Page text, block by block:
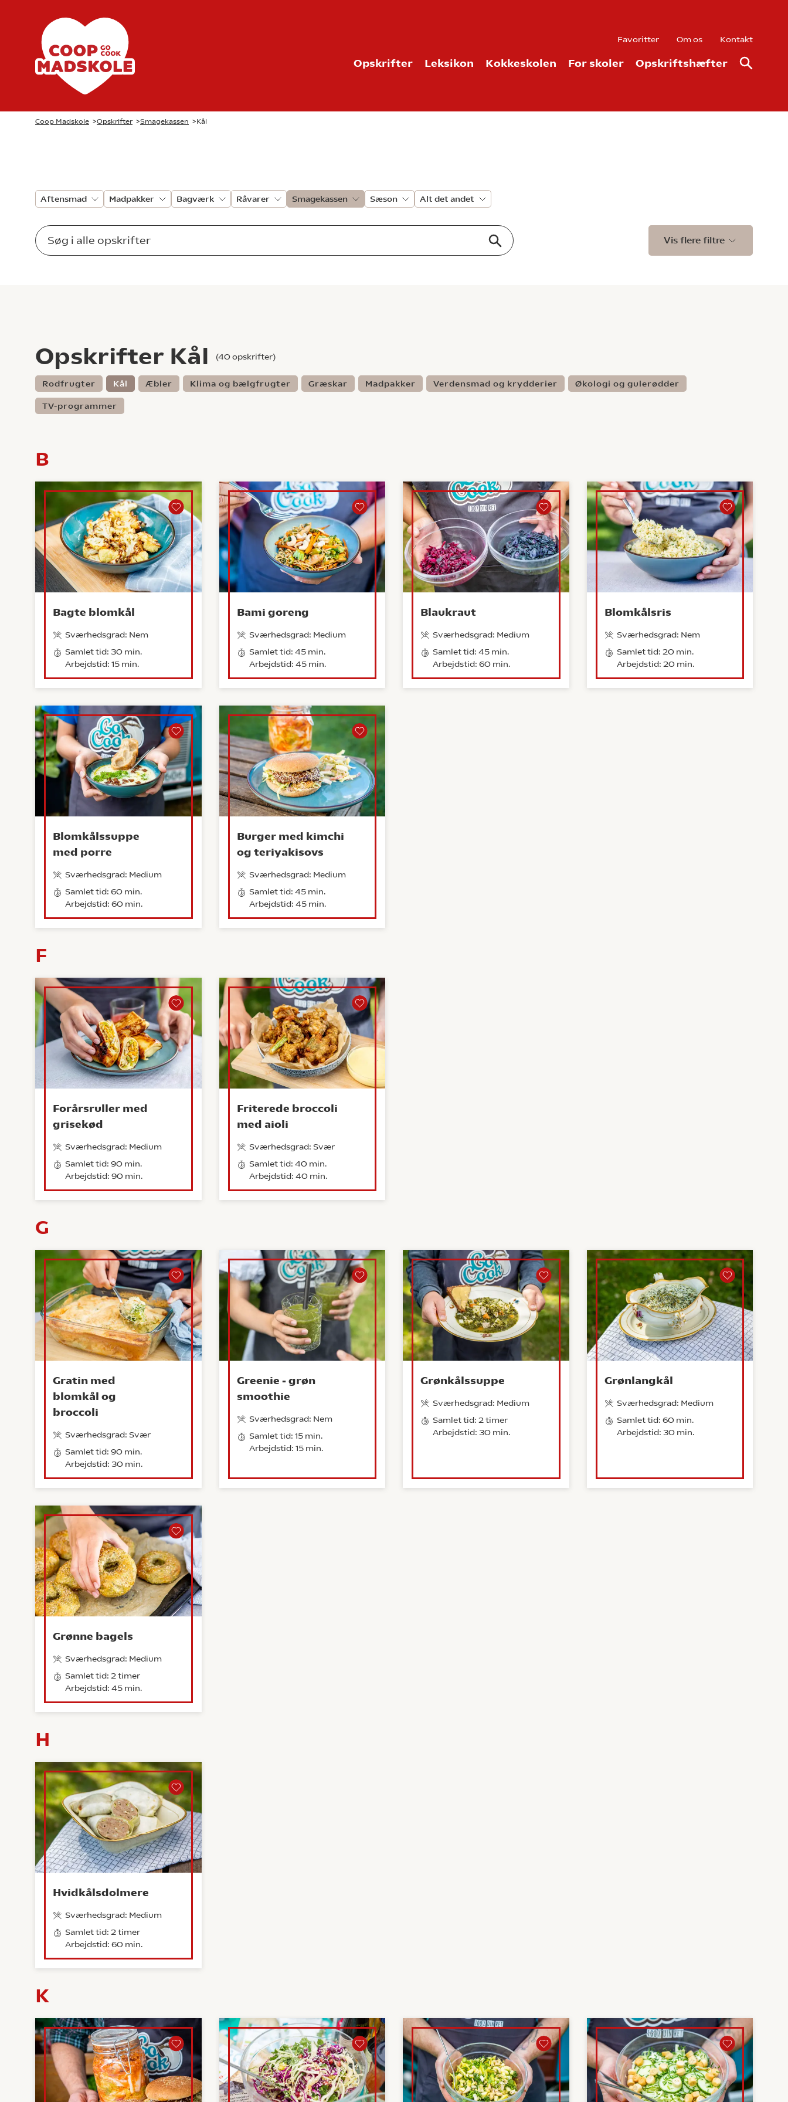
Favoritter Om os Kontakt
Opskrifter Leksikon Kokkeskolen For skoler Opskriftshæfter
Coop Madskole >Opskrifter >Smagekassen >Kål
Aftensmad Madpakker Bagværk Råvarer Smagekassen Sæson Alt det andet
Vis flere filtre
Opskrifter Kål (40opskrifter)
Rodfrugter Kål Æbler Klima og bælgfrugter Græskar Madpakker Verdensmad og krydderier Økologi og gulerødder
TV-programmer
B
Bagte blomkål
Sværhedsgrad: Nem
Samlet tid: 30 min.
Arbejdstid: 15 min.
Bami goreng
Sværhedsgrad: Medium
Samlet tid: 45 min.
Arbejdstid: 45 min.
Blaukraut
Sværhedsgrad: Medium
Samlet tid: 45 min.
Arbejdstid: 60 min.
Blomkålsris
Sværhedsgrad: Nem
Samlet tid: 20 min.
Arbejdstid: 20 min.
Blomkålssuppe
med porre
Sværhedsgrad: Medium
Samlet tid: 60 min.
Arbejdstid: 60 min.
Burger med kimchi
og teriyakisovs
Sværhedsgrad: Medium
Samlet tid: 45 min.
Arbejdstid: 45 min.
F
Forårsruller med
grisekød
Sværhedsgrad: Medium
Samlet tid: 90 min.
Arbejdstid: 90 min.
Friterede broccoli
med aioli
Sværhedsgrad: Svær
Samlet tid: 40 min.
Arbejdstid: 40 min.
G
Gratin med
blomkål og
broccoli
Sværhedsgrad: Svær
Samlet tid: 90 min.
Arbejdstid: 30 min.
Greenie - grøn
smoothie
Sværhedsgrad: Nem
Samlet tid: 15 min.
Arbejdstid: 15 min.
Grønkålssuppe
Sværhedsgrad: Medium
Samlet tid: 2 timer
Arbejdstid: 30 min.
Grønlangkål
Sværhedsgrad: Medium
Samlet tid: 60 min.
Arbejdstid: 30 min.
Grønne bagels
Sværhedsgrad: Medium
Samlet tid: 2 timer
Arbejdstid: 45 min.
H
Hvidkålsdolmere
Sværhedsgrad: Medium
Samlet tid: 2 timer
Arbejdstid: 60 min.
K